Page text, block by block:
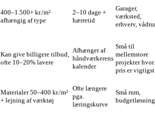
400–1.500+ kr./m²
afhængig af type
2–10 dage +
hærretid
Garager,
værksted,
erhverv,
Kan give billigere tilbud,
ofte 10–20% lavere
Afhænger af
håndværkerens
kalender
Små til
mellemstore
projekter hvor
pris er vigtigst
Materialer 50–400 kr./m²
+ lejning af værktøj
Ofte længere
pga.
læringskurve
Små rum,